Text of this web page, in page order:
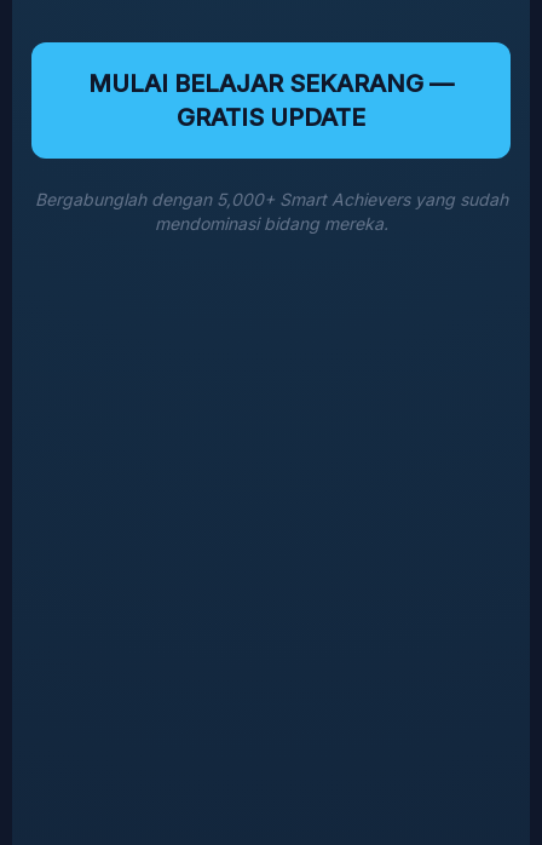
MULAI BELAJAR SEKARANG —
GRATIS UPDATE
Bergabunglah dengan 5,000+ Smart Achievers yang sudah
mendominasi bidang mereka.